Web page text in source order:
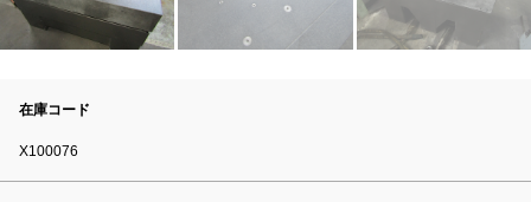
在庫コード
X100076